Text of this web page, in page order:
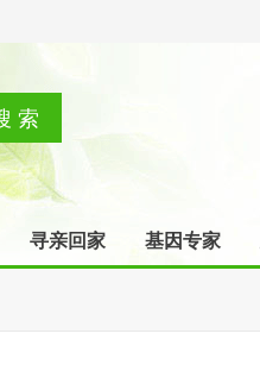
寻亲回家 基因专家